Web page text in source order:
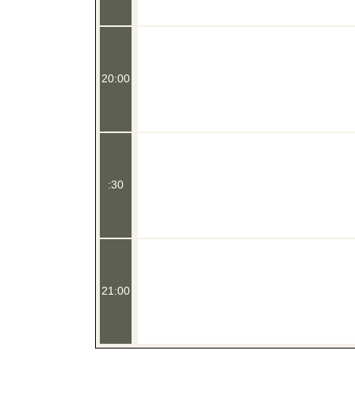
20:00
:30
21:00